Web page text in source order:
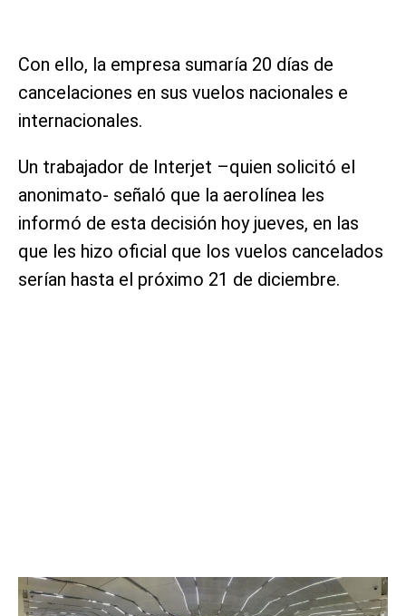
Con ello, la empresa sumaría 20 días de
cancelaciones en sus vuelos nacionales e
internacionales.
Un trabajador de Interjet –quien solicitó el
anonimato- señaló que la aerolínea les
informó de esta decisión hoy jueves, en las
que les hizo oficial que los vuelos cancelados
serían hasta el próximo 21 de diciembre.